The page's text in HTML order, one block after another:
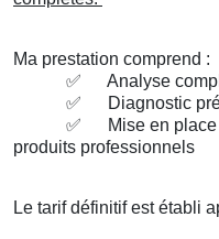
Ma prestation comprend :
✅
Analyse
✅
Diagnostic
✅
Mise en
produits professionnels
Le tarif définitif est établi